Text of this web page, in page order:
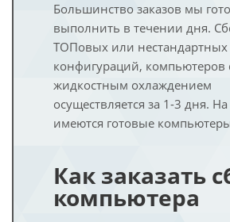
Большинство заказов мы
выполнить в течении дня.
ТОПовых или нестандартных
конфигураций, компьютеров
жидкостным охлаждением
осуществляется за 1-3 дня.
имеются готовые
Как заказать
компьютера